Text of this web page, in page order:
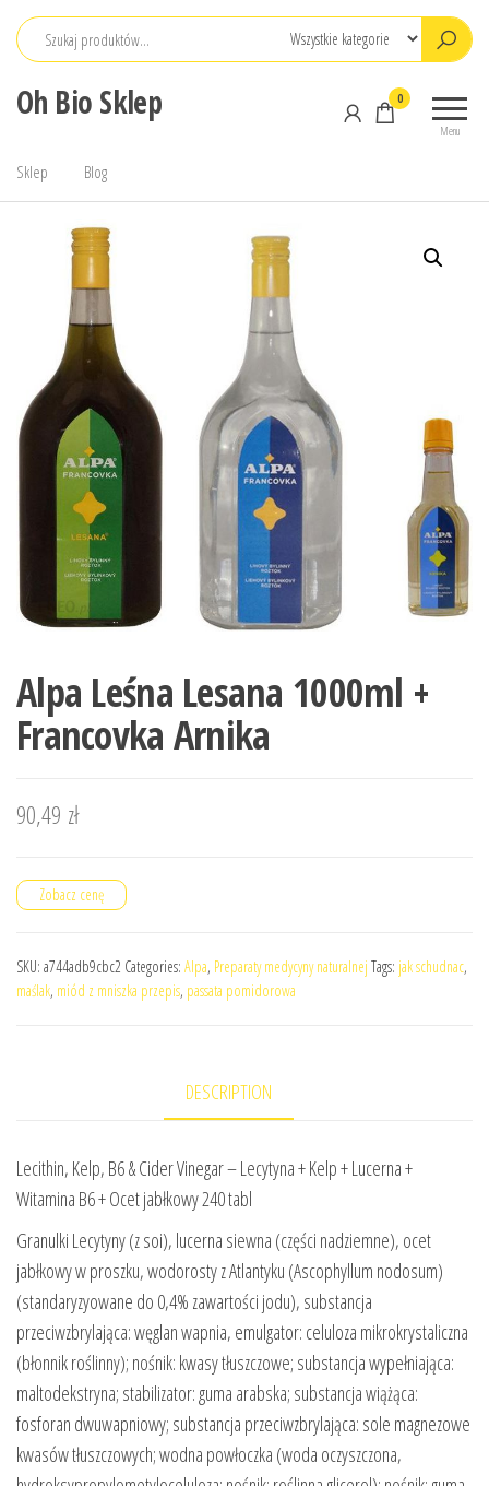
Przejdź
Oh Bio Sklep
Menu
0
Sklep Blog
Alpa Leśna Lesana 1000ml +
Francovka Arnika
90,49 zł
Zobacz cenę
SKU: a744adb9cbc2 Categories: Alpa, Preparaty medycyny naturalnej Tags: jak schudnac,
maślak, miód z mniszka przepis, passata pomidorowa
DESCRIPTION
Lecithin, Kelp, B6 & Cider Vinegar – Lecytyna + Kelp + Lucerna +
Witamina B6 + Ocet jabłkowy 240 tabl
Granulki Lecytyny (z soi), lucerna siewna (części nadziemne), ocet
jabłkowy w proszku, wodorosty z Atlantyku (Ascophyllum nodosum)
(standaryzyowane do 0,4% zawartości jodu), substancja
przeciwzbrylająca: węglan wapnia, emulgator: celuloza mikrokrystaliczna
(błonnik roślinny); nośnik: kwasy tłuszczowe; substancja wypełniająca:
maltodekstryna; stabilizator: guma arabska; substancja wiążąca:
fosforan dwuwapniowy; substancja przeciwzbrylająca: sole magnezowe
kwasów tłuszczowych; wodna powłoczka (woda oczyszczona,